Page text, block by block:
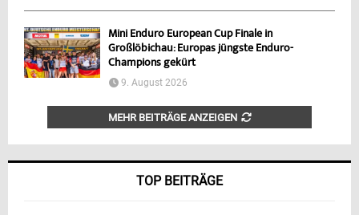
Mini Enduro European Cup Finale in
Großlöbichau: Europas jüngste Enduro-
Champions gekürt
9. August 2026
MEHR BEITRÄGE ANZEIGEN
TOP BEITRÄGE